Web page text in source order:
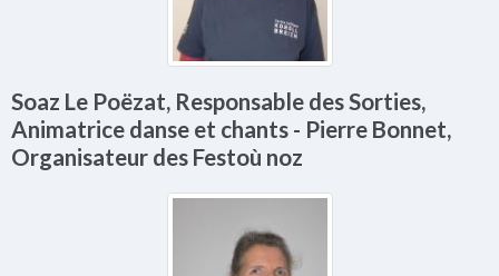
Soaz Le Poëzat, Responsable des Sorties,
Animatrice danse et chants - Pierre Bonnet,
Organisateur des Festoù noz